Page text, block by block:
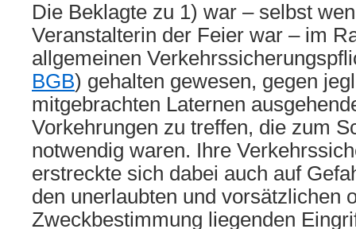
Die Beklagte zu 1) war – selbst
Veranstalterin der Feier war – im
allgemeinen
BGB) gehalten gewesen, gegen
mitgebrachten Laternen
Vorkehrungen zu treffen, die zum
notwendig waren. Ihre
erstreckte sich dabei auch auf
den unerlaubten und vorsätzlichen
Zweckbestimmung liegenden